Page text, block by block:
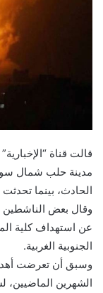
قالت قناة
مدينة حلب شمال
الحادث، بينما
وقال بعض الناشطين
عن استهداف كلية
الجنوبية الغربية.
وسبق أن تعرضت
الشهرين